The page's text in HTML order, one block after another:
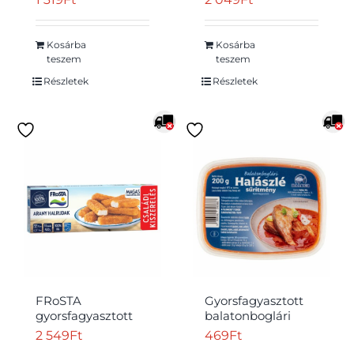
Kosárba
teszem
Részletek
Kosárba
teszem
Részletek
FRoSTA
gyorsfagyasztott
elősütött halrudak
2 549Ft
Gyorsfagyasztott
balatonboglári
halászlé sűrítmény
469Ft